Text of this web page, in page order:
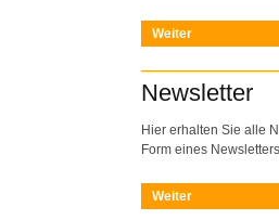
Weiter
Newsletter
Hier erhalten Sie alle
Form eines
Weiter